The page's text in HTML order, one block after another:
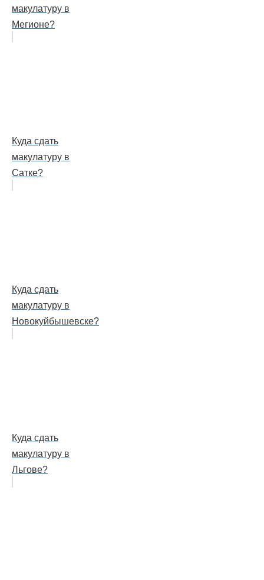
макулатуру в
Мегионе?
Куда сдать
макулатуру в
Сатке?
Куда сдать
макулатуру в
Новокуйбышевске?
Куда сдать
макулатуру в
Льгове?